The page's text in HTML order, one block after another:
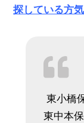
探している方
東小橋
東中本